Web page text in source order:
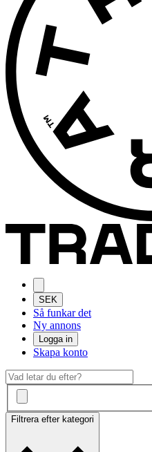
SEK
Så funkar det
Ny annons
Logga in
Skapa konto
Filtrera efter kategori